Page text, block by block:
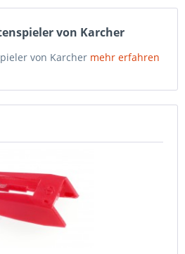
von Karcher
von Karcher mehr erfahren